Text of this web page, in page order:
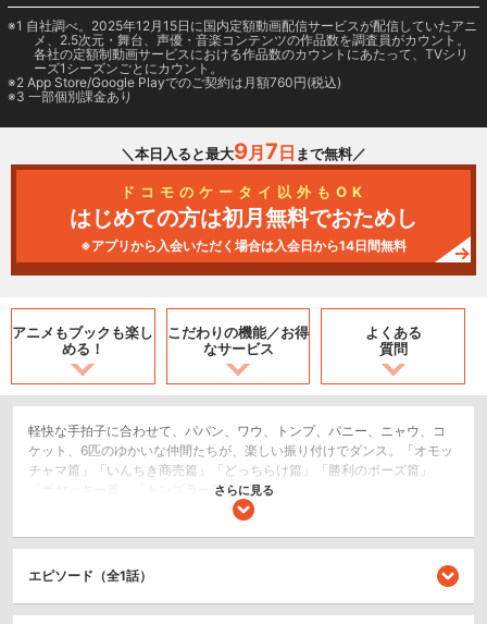
1 自社調べ。2025年12月15日に国内定額動画配信サービスが配信していたアニ
メ、2.5次元・舞台、声優・音楽コンテンツの作品数を調査員がカウント。
各社の定額制動画サービスにおける作品数のカウントにあたって、TVシリ
ーズ1シーズンごとにカウント。
2 App Store/Google Playでのご契約は月額760円(税込)
3 一部個別課金あり
＼本日入ると最大9月 7 日 まで無料／
ドコモのケータイ以外もOK
はじめての方は初月無料でおためし
※アプリから入会いただく場合は入会日から14日間無料
アニメもブックも楽し
める！
こだわりの機能／お得
なサービス
よくある
質問
軽快な手拍子に合わせて、パパン、ワウ、トンプ、パニー、ニャウ、コ
ケット、6匹のゆかいな仲間たちが、楽しい振り付けでダンス。「オモッ
チャマ篇」「いんちき商売篇」「どっちらけ篇」「勝利のポーズ篇」
「ボヤッキー篇」「トンズラー篇」ほか。
キッズ/ファミリー
シリーズ／関連のアニメ作品
さらに見る
エピソード（全1話）